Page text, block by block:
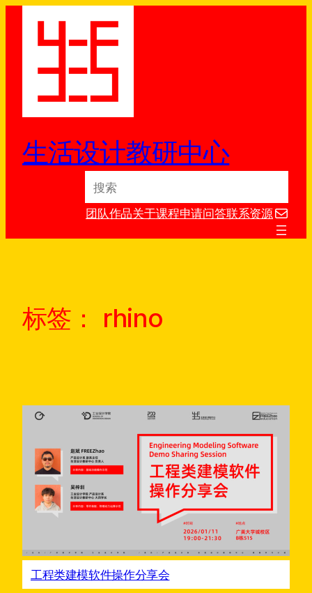
生活设计教研中心
a团队作品关于课程申请问答联系资源电子邮件
标签： rhino
工程类建模软件操作分享会